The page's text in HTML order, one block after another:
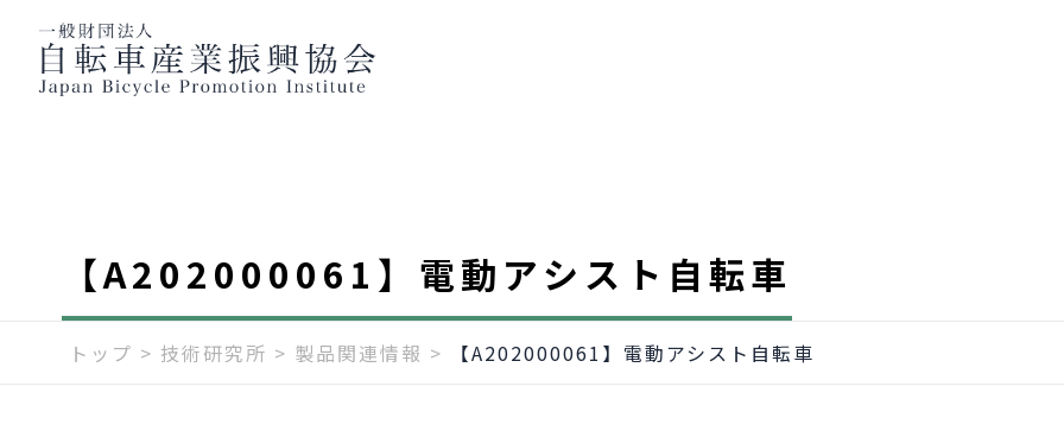
【A202000061】電動アシスト自転車
トップ > 技術研究所 > 製品関連情報 > 【A202000061】電動アシスト自転車